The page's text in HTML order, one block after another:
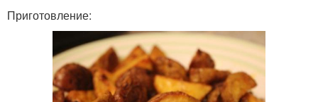
Приготовление: